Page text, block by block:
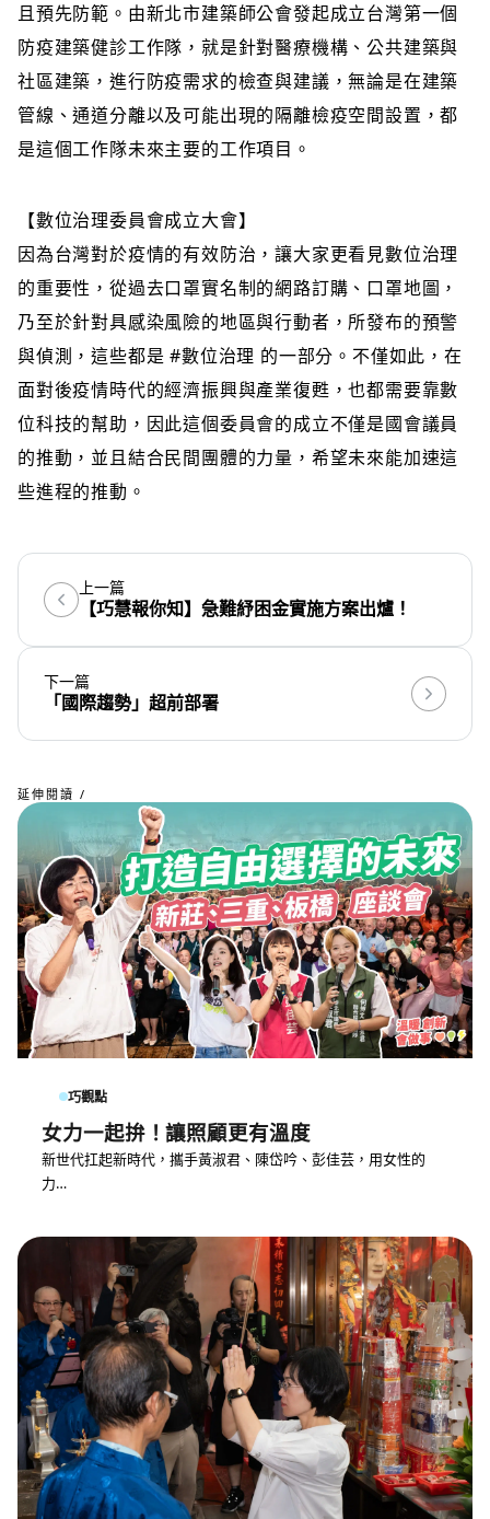
且預先防範。由新北市建築師公會發起成立台灣第一個
防疫建築健診工作隊，就是針對醫療機構、公共建築與
社區建築，進行防疫需求的檢查與建議，無論是在建築
管線、通道分離以及可能出現的隔離檢疫空間設置，都
是這個工作隊未來主要的工作項目。
【數位治理委員會成立大會】
因為台灣對於疫情的有效防治，讓大家更看見數位治理
的重要性，從過去口罩實名制的網路訂購、口罩地圖，
乃至於針對具感染風險的地區與行動者，所發布的預警
與偵測，這些都是 #數位治理 的一部分。不僅如此，在
面對後疫情時代的經濟振興與產業復甦，也都需要靠數
位科技的幫助，因此這個委員會的成立不僅是國會議員
的推動，並且結合民間團體的力量，希望未來能加速這
些進程的推動。
上一篇
【巧慧報你知】急難紓困金實施方案出爐！
下一篇
「國際趨勢」超前部署
延伸閱讀 /
巧觀點
女力一起拚！讓照顧更有溫度
新世代扛起新時代，攜手黃淑君、陳岱吟、彭佳芸，用女性的
力…